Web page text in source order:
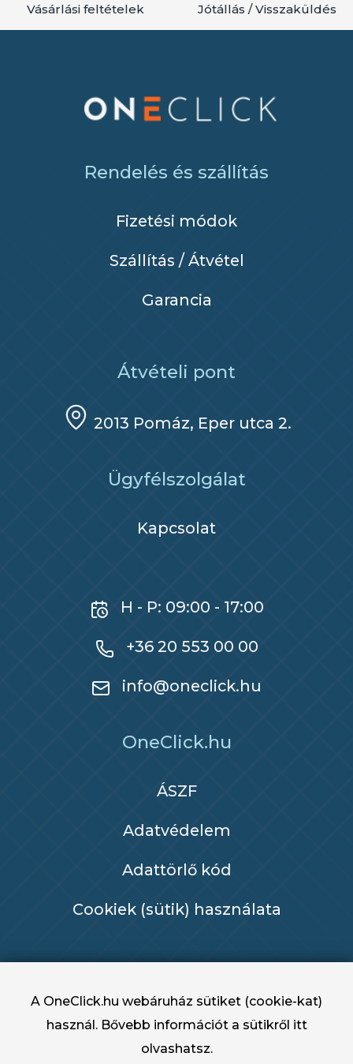
Vásárlási feltételek Jótállás / Visszaküldés
Rendelés és szállítás
Fizetési módok
Szállítás / Átvétel
Garancia
Átvételi pont
2013 Pomáz, Eper utca 2.
Ügyfélszolgálat
Kapcsolat
H - P: 09:00 - 17:00
+36 20 553 00 00
info@oneclick.hu
OneClick.hu
ÁSZF
Adatvédelem
Adattörlő kód
Cookiek (sütik) használata
A OneClick.hu webáruház sütiket (cookie-kat)
használ. Bővebb információt a sütikről itt
olvashatsz.